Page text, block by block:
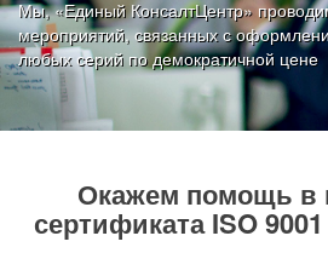
Мы, «Единый КонсалтЦентр»
мероприятий, связанных с
любых серий по демократичной цене
Окажем помощь в
сертификата ISO